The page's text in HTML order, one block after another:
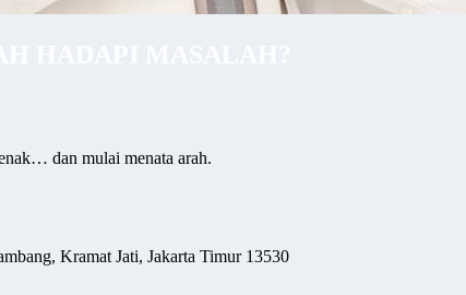
dan mulai menata arah.
Kramat Jati, Jakarta Timur 13530